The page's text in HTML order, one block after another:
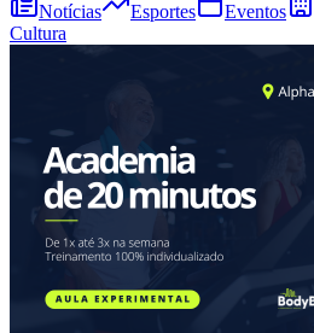
Notícias Esportes Eventos
Cultura